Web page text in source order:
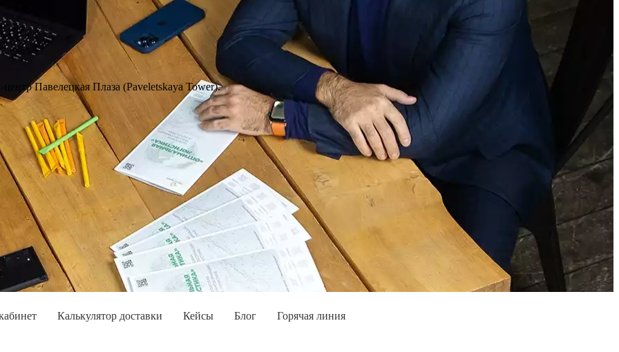
Павелецкая Плаза (Paveletskaya Tower).
Калькулятор доставки Кейсы Блог Горячая линия